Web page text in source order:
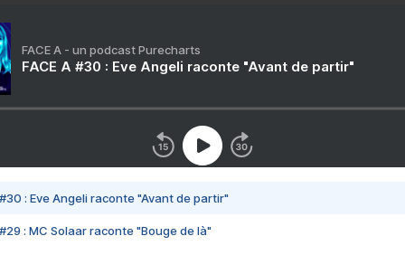
FACE A - un podcast Purecharts
FACE A #30 : Eve Angeli raconte "Avant de partir"
#30 : Eve Angeli raconte "Avant de partir"
#29 : MC Solaar raconte "Bouge de là"